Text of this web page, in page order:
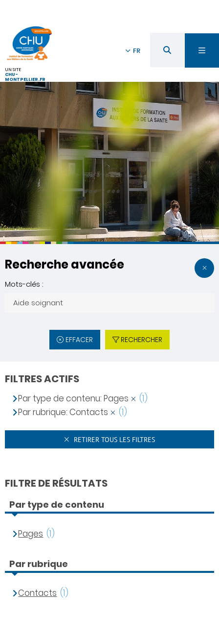
UN SITE
CHU-
MONTPELLIER.FR
FR
Recherche avancée
Mots-clés :
EFFACER RECHERCHER
FILTRES ACTIFS
Par type de contenu: Pages
(1)
Par rubrique: Contacts
(1)
RETIRER TOUS LES FILTRES
FILTRE DE RÉSULTATS
Par type de contenu
Pages (1)
Par rubrique
Contacts (1)